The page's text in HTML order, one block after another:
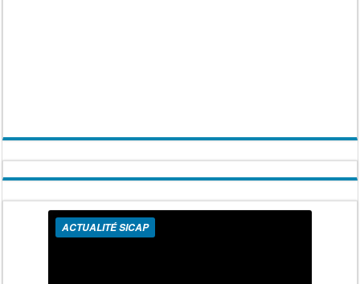
ACTUALITÉ SICAP